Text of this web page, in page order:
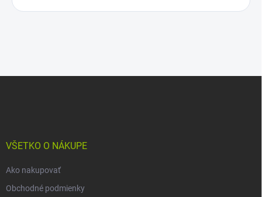
VŠETKO O NÁKUPE
Ako nakupovať
Obchodné podmienky